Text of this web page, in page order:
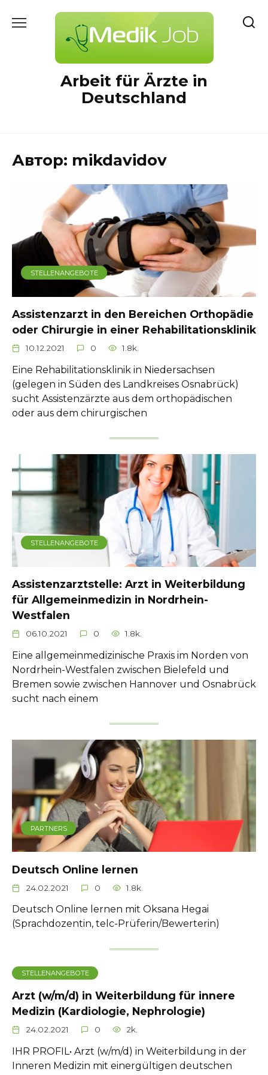
Arbeit für Ärzte in
Deutschland
Автор: mikdavidov
STELLENANGEBOTE
Assistenzarzt in den Bereichen Orthopädie
oder Chirurgie in einer Rehabilitationsklinik
10.12.2021 0 1.8k.
Eine Rehabilitationsklinik in Niedersachsen
(gelegen in Süden des Landkreises Osnabrück)
sucht Assistenzärzte aus dem orthopädischen
oder aus dem chirurgischen
STELLENANGEBOTE
Assistenzarztstelle: Arzt in Weiterbildung
für Allgemeinmedizin in Nordrhein-
Westfalen
06.10.2021 0 1.8k.
Eine allgemeinmedizinische Praxis im Norden von
Nordrhein-Westfalen zwischen Bielefeld und
Bremen sowie zwischen Hannover und Osnabrück
sucht nach einem
PARTNERS
Deutsch Online lernen
24.02.2021 0 1.8k.
Deutsch Online lernen mit Oksana Hegai
(Sprachdozentin, telc-Prüferin/Bewerterin)
STELLENANGEBOTE
Arzt (w/m/d) in Weiterbildung für innere
Medizin (Kardiologie, Nephrologie)
24.02.2021 0 2k.
IHR PROFIL• Arzt (w/m/d) in Weiterbildung in der
Inneren Medizin mit einergültigen deutschen